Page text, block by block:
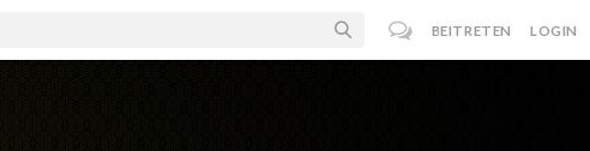
BEITRETEN LOGIN